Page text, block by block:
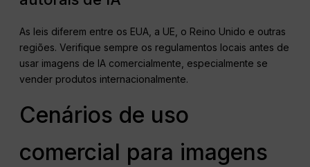
As leis diferem entre os EUA, a UE, o Reino Unido e outras
regiões. Verifique sempre os regulamentos locais antes de
usar imagens de IA comercialmente, especialmente se
vender produtos internacionalmente.
Cenários de uso
comercial para imagens